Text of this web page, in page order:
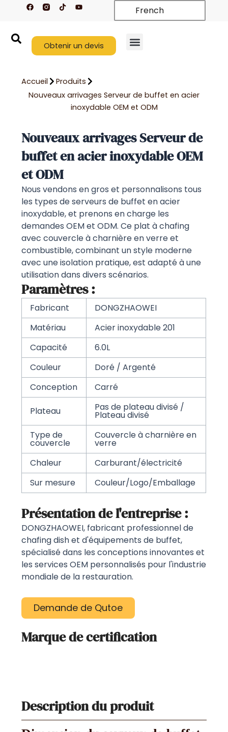
F
a
o
k
T
i
k
Y
o
b
e
French
Obtenir un devis
Accueil
Produits
Nouveaux arrivages Serveur de buffet en acier
inoxydable OEM et ODM
Nouveaux arrivages Serveur de
buffet en acier inoxydable OEM
et ODM
Nous vendons en gros et personnalisons tous
les types de serveurs de buffet en acier
inoxydable, et prenons en charge les
demandes OEM et ODM. Ce plat à chafing
avec couvercle à charnière en verre et
combustible, combinant un style moderne
avec une isolation pratique, est adapté à une
utilisation dans divers scénarios.
Paramètres :
Fabricant
DONGZHAOWEI
Matériau
Acier inoxydable 201
Capacité
6.0L
Couleur
Doré / Argenté
Conception
Carré
Plateau Pas de plateau divisé /
Plateau divisé
Type de
couvercle
Couvercle à charnière en
verre
Chaleur
Carburant/électricité
Sur mesure
Couleur/Logo/Emballage
Présentation de l'entreprise :
DONGZHAOWEI, fabricant professionnel de
chafing dish et d'équipements de buffet,
spécialisé dans les conceptions innovantes et
les services OEM personnalisés pour l'industrie
mondiale de la restauration.
Demande de Qutoe
Marque de certification
Description du produit